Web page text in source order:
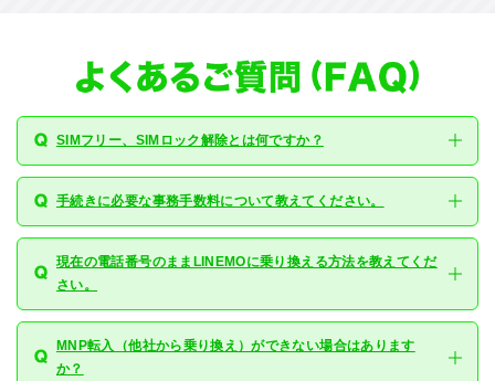
SIMフリー、SIMロック解除とは何ですか？
手続きに必要な事務手数料について教えてください。
現在の電話番号のままLINEMOに乗り換える方法を教えてくだ
さい。
MNP転入（他社から乗り換え）ができない場合はあります
か？